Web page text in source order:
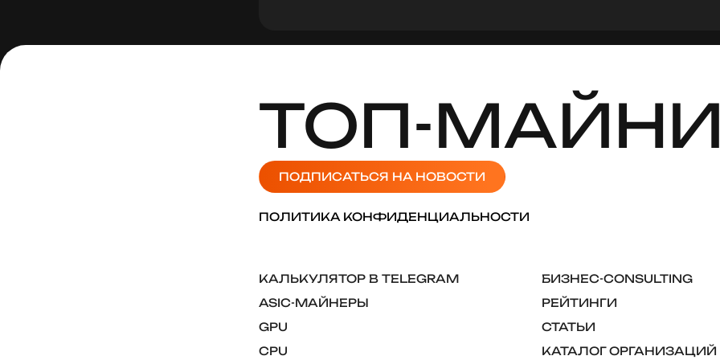
ТОП-
ПОДПИСАТЬСЯ НА НОВОСТИ
ПОЛИТИКА КОНФИДЕНЦИАЛЬНОСТИ
КАЛЬКУЛЯТОР В TELEGRAM
ASIC-МАЙНЕРЫ
GPU
CPU
БИЗНЕС-CONSULTING
РЕЙТИНГИ
СТАТЬИ
КАТАЛОГ ОРГАНИЗАЦИЙ